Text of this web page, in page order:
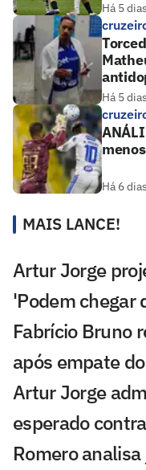
Há 5 dias
Há 5 dias
Há 6 dias
MAIS LANCE!
Artur Jorge
'Podem chegar
Fabrício Bruno
após empate
Artur Jorge
esperado
Romero